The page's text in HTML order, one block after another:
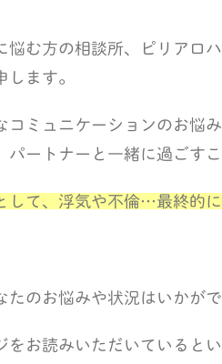
悩む方の相談所、ピリアロ
します。
コミュニケーションのお悩
パートナーと一緒に過ごす
して、浮気や不倫…最終的
たのお悩みや状況はいかが
をお読みいただいていると